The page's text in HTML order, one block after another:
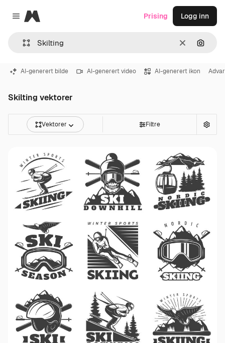
Close menu
Magnific
Slett Søk
Prising Logg inn
AI-generert bilde AI-generert video AI-generert ikon
Skilting vektorer
Vektorer Filtre